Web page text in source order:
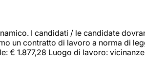
I candidati / le candidate
un contratto di lavoro a norma di
€ 1.877,28 Luogo di lavoro: